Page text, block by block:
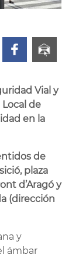
Vial y
de
en la
de
plaza
d’Aragó y
(dirección
y
ámbar